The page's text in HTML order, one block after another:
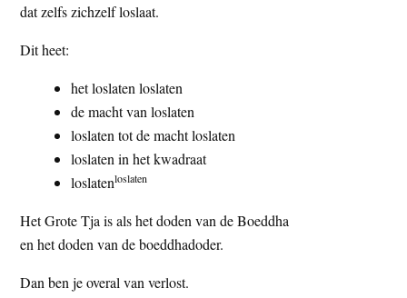
dat zelfs zichzelf loslaat.
Dit heet:
het loslaten loslaten
de macht van loslaten
loslaten tot de macht loslaten
loslaten in het kwadraat
loslatenloslaten
Het Grote Tja is als het doden van de Boeddha
en het doden van de boeddhadoder.
Dan ben je overal van verlost.